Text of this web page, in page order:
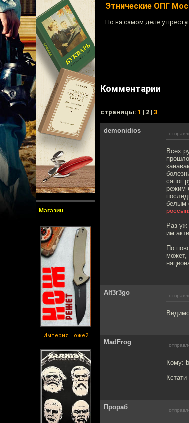
Магазин
Империя ножей
Этнические ОПГ
Но на самом деле у
Комментарии
cтраницы: 1 | 2 | 3
demonidios
Всех
сапог
режим
белым
Раз уж
им
По
может,
Alt3r3go
MadFrog
Кому:
Прораб